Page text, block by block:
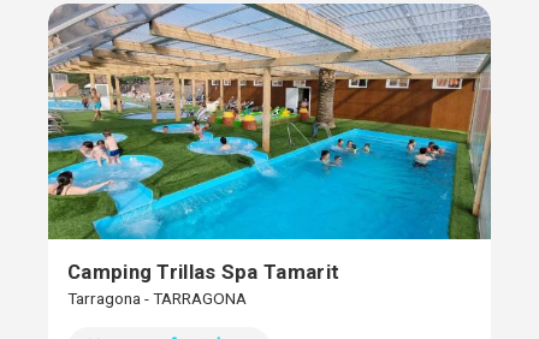
Camping Trillas Spa Tamarit
Tarragona - TARRAGONA